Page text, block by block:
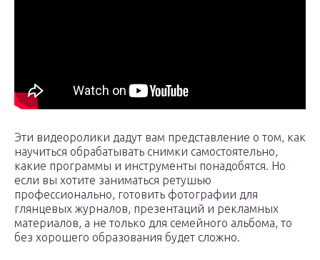
Эти видеоролики дадут вам представление о том, как
научиться обрабатывать снимки самостоятельно,
какие программы и инструменты понадобятся. Но
если вы хотите заниматься ретушью
профессионально, готовить фотографии для
глянцевых журналов, презентаций и рекламных
материалов, а не только для семейного альбома, то
без хорошего образования будет сложно.